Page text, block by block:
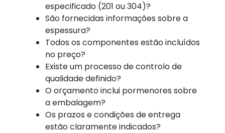
especificado (201 ou 304)?
São fornecidas informações sobre a
espessura?
Todos os componentes estão incluídos
no preço?
Existe um processo de controlo de
qualidade definido?
O orçamento inclui pormenores sobre
a embalagem?
Os prazos e condições de entrega
estão claramente indicados?